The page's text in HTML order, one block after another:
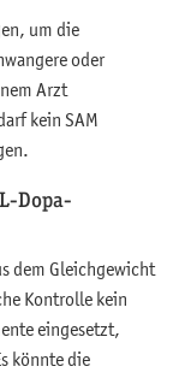
um die
oder
Arzt
kein SAM
Dopa-
dem Gleichgewicht
Kontrolle kein
eingesetzt,
könnte die